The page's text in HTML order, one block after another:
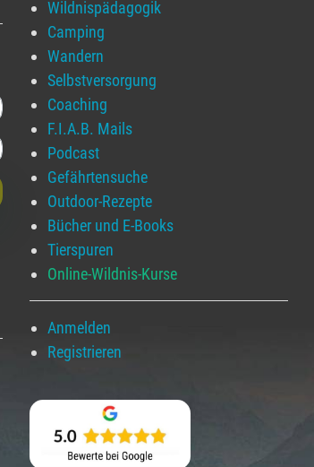
Wildnispädagogik
Camping
Wandern
Selbstversorgung
Coaching
F.I.A.B. Mails
Podcast
Gefährtensuche
Outdoor-Rezepte
Bücher und E-Books
Tierspuren
Online-Wildnis-Kurse
Anmelden
Registrieren